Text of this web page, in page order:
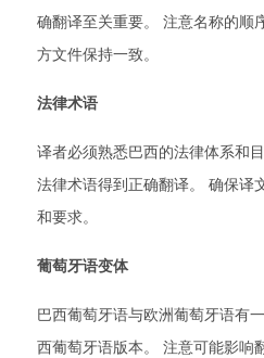
确翻译至关重要。 注意名称的顺
方文件保持一致。
法律术语
译者必须熟悉巴西的法律体系和
法律术语得到正确翻译。 确保译
和要求。
葡萄牙语变体
巴西葡萄牙语与欧洲葡萄牙语有
西葡萄牙语版本。 注意可能影响